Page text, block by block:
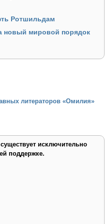
Ротшильдам
новый мировой порядок
литераторов «Омилия»
исключительно
поддержке.